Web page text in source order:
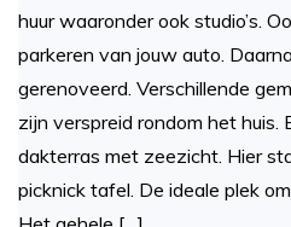
huur waaronder ook studio’s.
parkeren van jouw auto.
gerenoveerd. Verschillende
zijn verspreid rondom het huis.
dakterras met zeezicht. Hier
picknick tafel. De ideale plek